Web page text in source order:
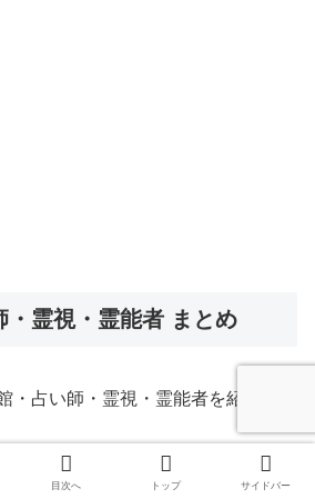
・霊視・霊能者 まとめ
・占い師・霊視・霊能者を紹介して
いは、見つかりましたか？
目次へ トップ サイドバー